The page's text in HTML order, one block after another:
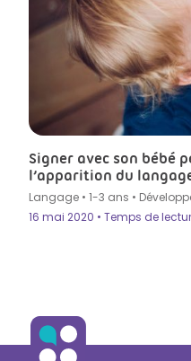
Signer avec son bébé
l’apparition du
Langage • 1-3 ans •
16 mai 2020 • Temps de